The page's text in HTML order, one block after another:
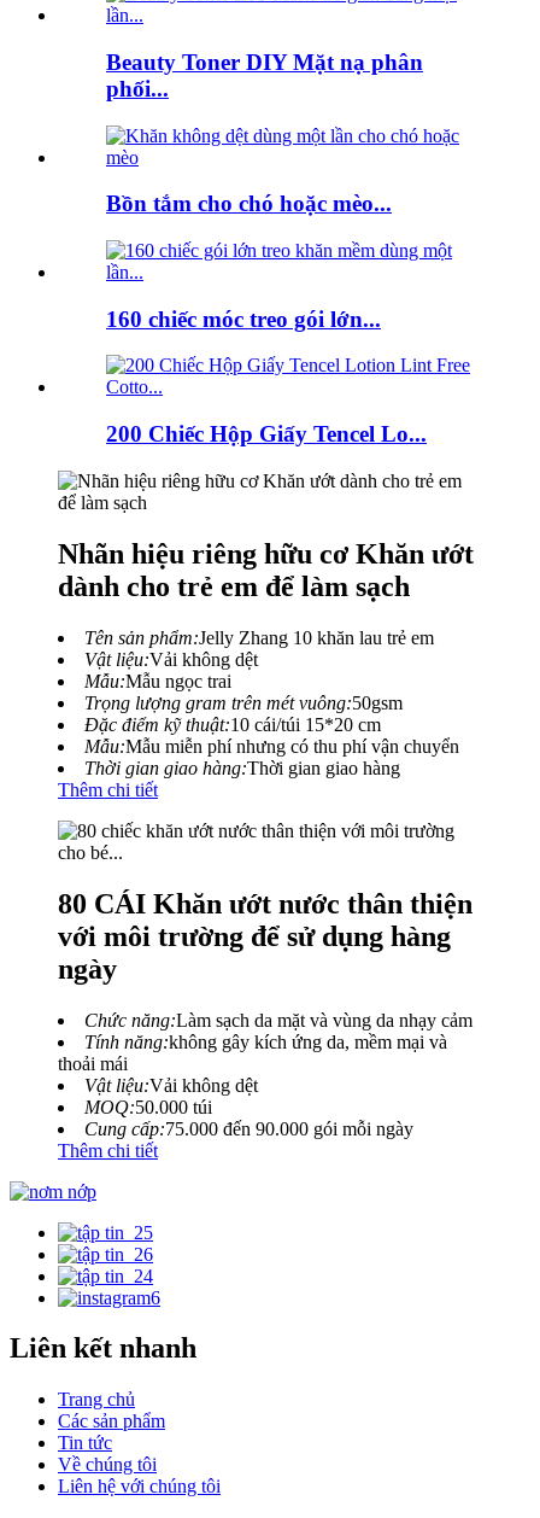
Beauty Toner DIY Mặt nạ phân
phối...
Bồn tắm cho chó hoặc mèo...
160 chiếc móc treo gói lớn...
200 Chiếc Hộp Giấy Tencel Lo...
Nhãn hiệu riêng hữu cơ Khăn ướt
dành cho trẻ em để làm sạch
Tên sản phẩm:Jelly Zhang 10 khăn lau trẻ em
Vật liệu:Vải không dệt
Mẫu:Mẫu ngọc trai
Trọng lượng gram trên mét vuông:50gsm
Đặc điểm kỹ thuật:10 cái/túi 15*20 cm
Mẫu:Mẫu miễn phí nhưng có thu phí vận chuyển
Thời gian giao hàng:Thời gian giao hàng
Thêm chi tiết
80 CÁI Khăn ướt nước thân thiện
với môi trường để sử dụng hàng
ngày
Chức năng:Làm sạch da mặt và vùng da nhạy cảm
Tính năng:không gây kích ứng da, mềm mại và
thoải mái
Vật liệu:Vải không dệt
MOQ:50.000 túi
Cung cấp:75.000 đến 90.000 gói mỗi ngày
Thêm chi tiết
Liên kết nhanh
Trang chủ
Các sản phẩm
Tin tức
Về chúng tôi
Liên hệ với chúng tôi